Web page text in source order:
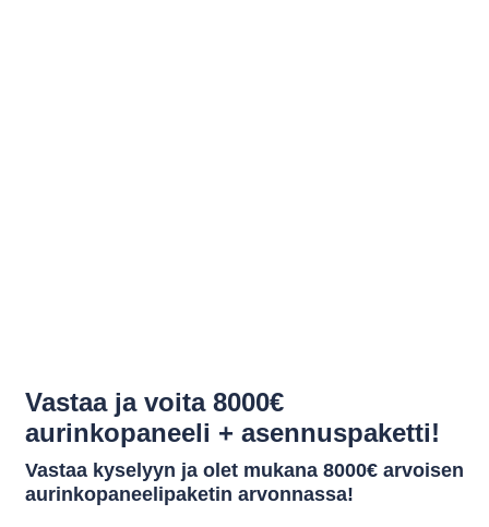
Vastaa ja voita 8000€
aurinkopaneeli + asennuspaketti!
Vastaa kyselyyn ja olet mukana 8000€ arvoisen
aurinkopaneelipaketin arvonnassa!